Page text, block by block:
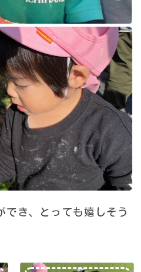
でき、とっても嬉しそう